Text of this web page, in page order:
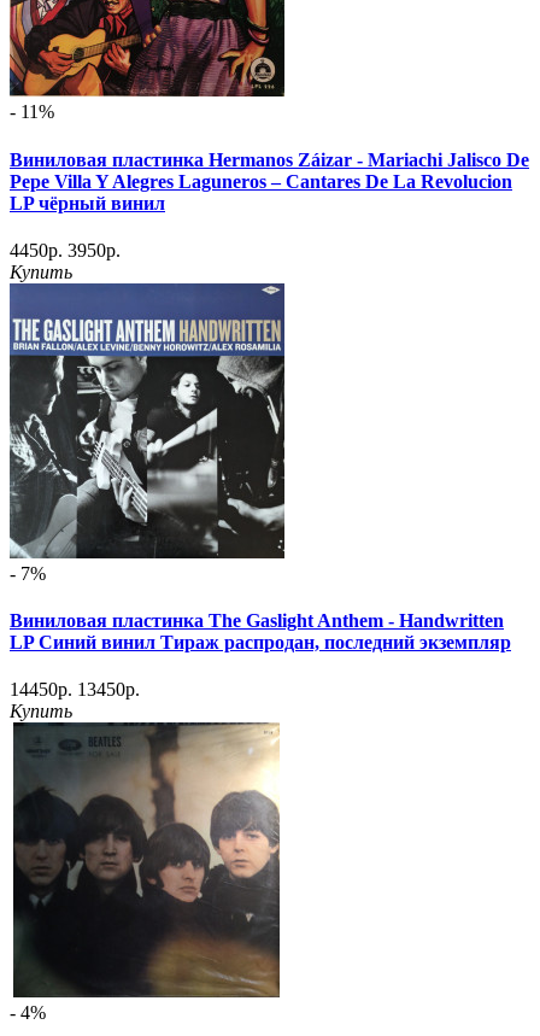
- 11%
Виниловая пластинка Hermanos Záizar - Mariachi Jalisco De
Pepe Villa Y Alegres Laguneros – Cantares De La Revolucion
LP чёрный винил
4450р. 3950р.
Купить
- 7%
Виниловая пластинка The Gaslight Anthem - Handwritten
LP Синий винил Тираж распродан, последний экземпляр
14450р. 13450р.
Купить
- 4%